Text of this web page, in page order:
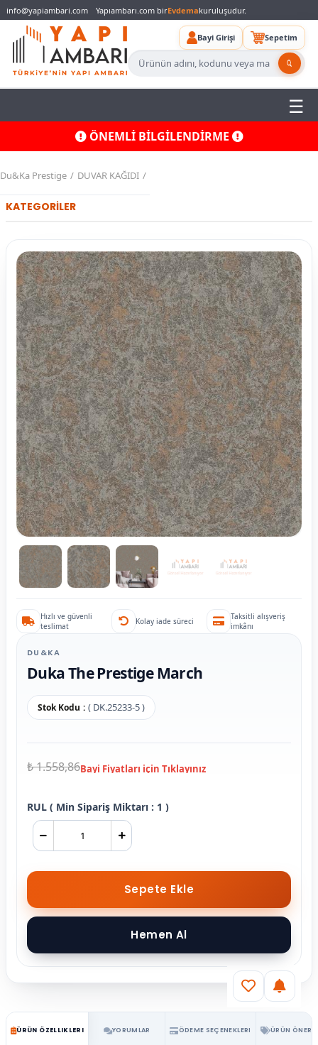
info@yapiambari.com Yapıambarı.com birEvdemakuruluşudur.
Bayi Girişi Sepetim
ÖNEMLİ BİLGİLENDİRME
Du&Ka Prestige DUVAR KAĞIDI
KATEGORİLER
Hızlı ve güvenli
teslimat
Kolay iade süreci
Taksitli alışveriş
imkânı
DU&KA
Duka The Prestige March
Stok Kodu ( DK.25233-5 )
₺ 1.558,86
RUL ( Min Sipariş Miktarı : 1 )
ÜRÜN ÖZELLIKLERI YORUMLAR ÖDEME SEÇENEKLERI ÜRÜN